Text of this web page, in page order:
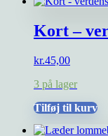
Kort –
kr.45,00
3 på lager
Tilføj til kurv